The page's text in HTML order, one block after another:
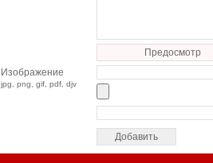
Предосмотр
Изображение
jpg, png, gif, pdf, djv